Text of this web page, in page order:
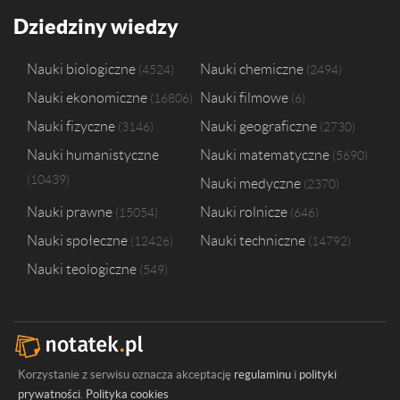
Państwowa Wyższa Szkoła Zawodowa w Chełmie
Uniwersytet Marii Curie-Skłodowskiej w Lublinie
Wyższa Szkoła Zarządzania i Bankowości w Krakowie
Politechnika Krakowska im. Tadeusza Kościuszki1
Politechnika Lubelska
Politechnika Świętokrzyska w Kielcach 1
Szkoła Główna Handlowa w Warszawie1
Dziedziny wiedzy
Nauki biologiczne 4524 Nauki chemiczne 2494
Nauki ekonomiczne 16806 Nauki filmowe 6
Nauki fizyczne 3146 Nauki geograficzne 2730
Nauki humanistyczne
10439
Nauki matematyczne 5690
Nauki medyczne 2370
Nauki prawne 15054 Nauki rolnicze 646
Nauki społeczne 12426 Nauki techniczne 14792
Nauki teologiczne 549
Korzystanie z serwisu oznacza akceptację regulaminu i polityki
prywatności. Polityka cookies